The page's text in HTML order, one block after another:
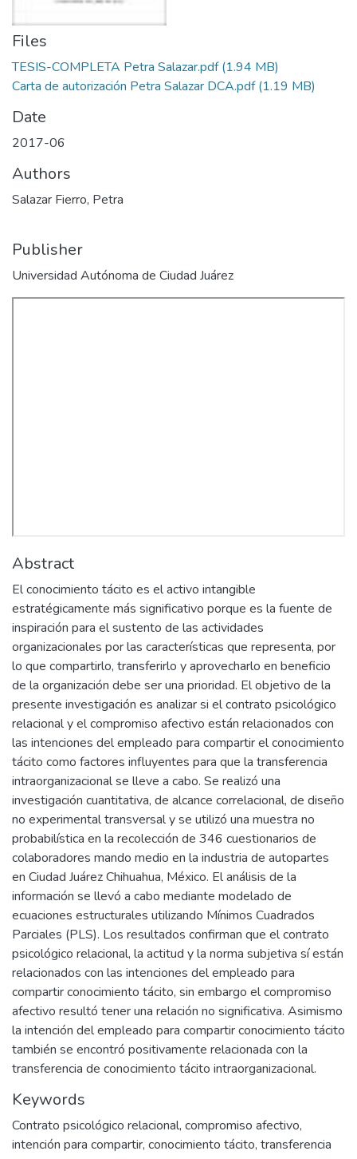
Files
TESIS-COMPLETA Petra Salazar.pdf(1.94 MB)
Carta de autorización Petra Salazar DCA.pdf(1.19 MB)
Date
2017-06
Authors
Salazar Fierro, Petra
Publisher
Universidad Autónoma de Ciudad Juárez
Abstract
El conocimiento tácito es el activo intangible
estratégicamente más significativo porque es la fuente de
inspiración para el sustento de las actividades
organizacionales por las características que representa, por
lo que compartirlo, transferirlo y aprovecharlo en beneficio
de la organización debe ser una prioridad. El objetivo de la
presente investigación es analizar si el contrato psicológico
relacional y el compromiso afectivo están relacionados con
las intenciones del empleado para compartir el conocimiento
tácito como factores influyentes para que la transferencia
intraorganizacional se lleve a cabo. Se realizó una
investigación cuantitativa, de alcance correlacional, de diseño
no experimental transversal y se utilizó una muestra no
probabilística en la recolección de 346 cuestionarios de
colaboradores mando medio en la industria de autopartes
en Ciudad Juárez Chihuahua, México. El análisis de la
información se llevó a cabo mediante modelado de
ecuaciones estructurales utilizando Mínimos Cuadrados
Parciales (PLS). Los resultados confirman que el contrato
psicológico relacional, la actitud y la norma subjetiva sí están
relacionados con las intenciones del empleado para
compartir conocimiento tácito, sin embargo el compromiso
afectivo resultó tener una relación no significativa. Asimismo
la intención del empleado para compartir conocimiento tácito
también se encontró positivamente relacionada con la
transferencia de conocimiento tácito intraorganizacional.
Keywords
Contrato psicológico relacional, compromiso afectivo,
intención para compartir, conocimiento tácito, transferencia